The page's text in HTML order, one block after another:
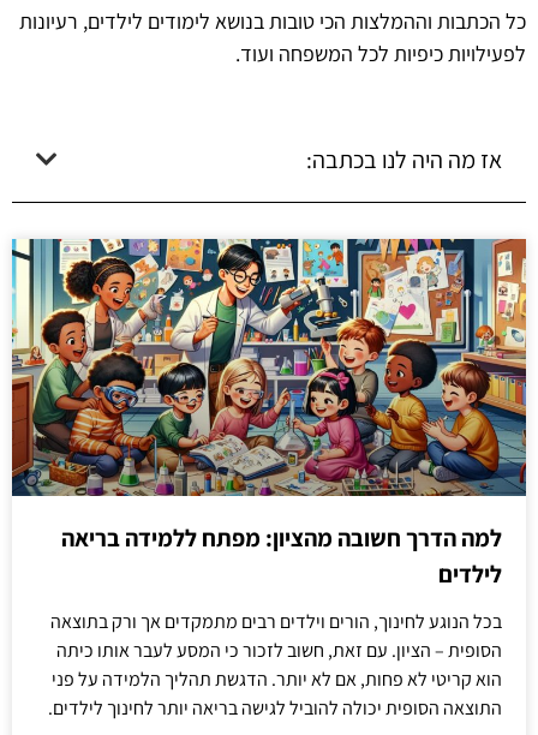
כל הכתבות וההמלצות הכי טובות בנושא לימודים לילדים, רעיונות
לפעילויות כיפיות לכל המשפחה ועוד.
אז מה היה לנו בכתבה:
למה הדרך חשובה מהציון: מפתח ללמידה בריאה
לילדים
בכל הנוגע לחינוך, הורים וילדים רבים מתמקדים אך ורק בתוצאה
הסופית – הציון. עם זאת, חשוב לזכור כי המסע לעבר אותו כיתה
הוא קריטי לא פחות, אם לא יותר. הדגשת תהליך הלמידה על פני
התוצאה הסופית יכולה להוביל לגישה בריאה יותר לחינוך לילדים.